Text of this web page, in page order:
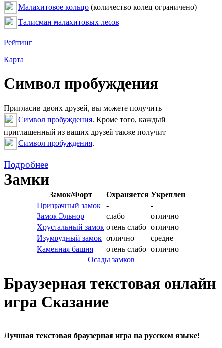
Малахитовое кольцо (количество колец ограничено)
Талисман малахитовых лесов
Рейтинг
Карта
Символ пробуждения
Пригласив двоих друзей, вы можете получить
Символ пробуждения. Кроме того, каждый
приглашенный из ваших друзей также получит
Символ пробуждения.
Подробнее
Замки
Замок/Форт Охраняется Укреплен
Призрачный замок
-
-
Замок Эльнор
слабо
отлично
Хрустальный замок очень слабо отлично
Изумрудный замок отлично
средне
Каменная башня
очень слабо отлично
Осады замков
Браузерная текстовая онлайн
игра Сказание
Лучшая текстовая браузерная игра на русском языке!